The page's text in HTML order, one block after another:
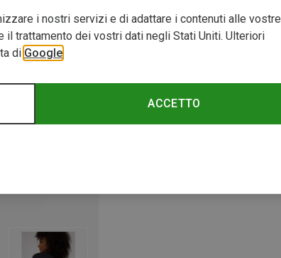
i nostri servizi e di adattare i contenuti alle vostre
trattamento dei vostri dati negli Stati Uniti. Ulteriori
di Google
ACCETTO